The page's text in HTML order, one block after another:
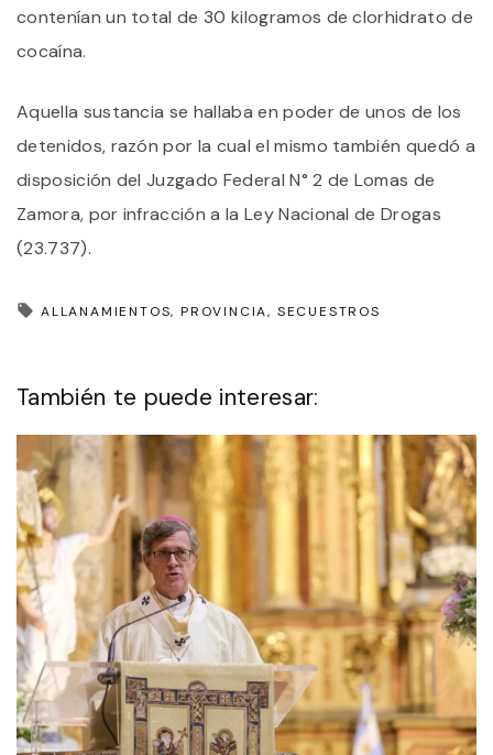
contenían un total de 30 kilogramos de clorhidrato de
cocaína.
Aquella sustancia se hallaba en poder de unos de los
detenidos, razón por la cual el mismo también quedó a
disposición del Juzgado Federal N° 2 de Lomas de
Zamora, por infracción a la Ley Nacional de Drogas
(23.737).
ALLANAMIENTOS PROVINCIA SECUESTROS
También te puede interesar: